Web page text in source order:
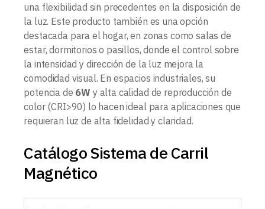
una flexibilidad sin precedentes en la disposición de
la luz. Este producto también es una opción
destacada para el hogar, en zonas como salas de
estar, dormitorios o pasillos, donde el control sobre
la intensidad y dirección de la luz mejora la
comodidad visual. En espacios industriales, su
potencia de 6W y alta calidad de reproducción de
color (CRI>90) lo hacen ideal para aplicaciones que
requieran luz de alta fidelidad y claridad.
Catálogo Sistema de Carril
Magnético